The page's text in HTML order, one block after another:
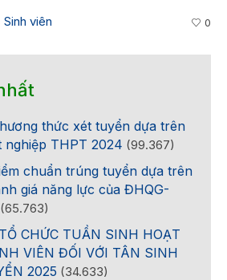
viên 0
thức xét tuyển dựa trên
nghiệp THPT 2024 (99.367)
chuẩn trúng tuyển dựa trên
giá năng lực của ĐHQG-
(65.763)
CHỨC TUẦN SINH HOẠT
VIÊN ĐỐI VỚI TÂN SINH
2025 (34.633)